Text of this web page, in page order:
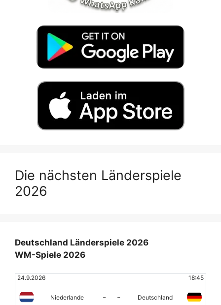
Die nächsten Länderspiele
2026
Deutschland Länderspiele 2026
WM-Spiele 2026
24.9.2026 18:45
Niederlande - - Deutschland